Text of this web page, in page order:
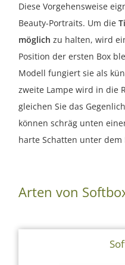
Diese Vorgehensweise
Beauty-Portraits. Um die
möglich zu halten, wird
Position der ersten Box
Modell fungiert sie als
zweite Lampe wird in die
gleichen Sie das
können schräg unten
harte Schatten unter
Arten von